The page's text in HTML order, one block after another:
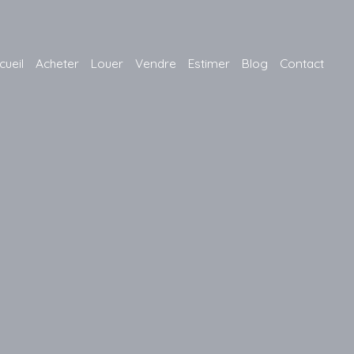
Acheter Louer Vendre Estimer Blog Contact